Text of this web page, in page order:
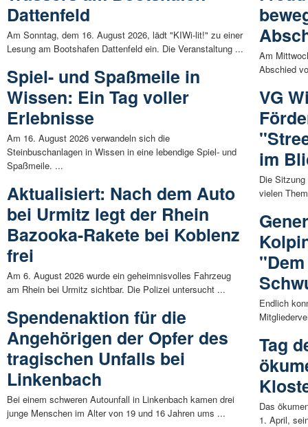
Dattenfeld
Am Sonntag, dem 16. August 2026, lädt "KIWi-lit!" zu einer
Lesung am Bootshafen Dattenfeld ein. Die Veranstaltung ...
Spiel- und Spaßmeile in
Wissen: Ein Tag voller
Erlebnisse
Am 16. August 2026 verwandeln sich die
Steinbuschanlagen in Wissen in eine lebendige Spiel- und
Spaßmeile. ...
Aktualisiert: Nach dem Auto
bei Urmitz legt der Rhein
Bazooka-Rakete bei Koblenz
frei
Am 6. August 2026 wurde ein geheimnisvolles Fahrzeug
am Rhein bei Urmitz sichtbar. Die Polizei untersucht ...
Spendenaktion für die
Angehörigen der Opfer des
tragischen Unfalls bei
Linkenbach
Bei einem schweren Autounfall in Linkenbach kamen drei
junge Menschen im Alter von 19 und 16 Jahren ums ...
Am
Abschied
VG
im
Die
vielen
Endlich
Tag
Das
1. April,